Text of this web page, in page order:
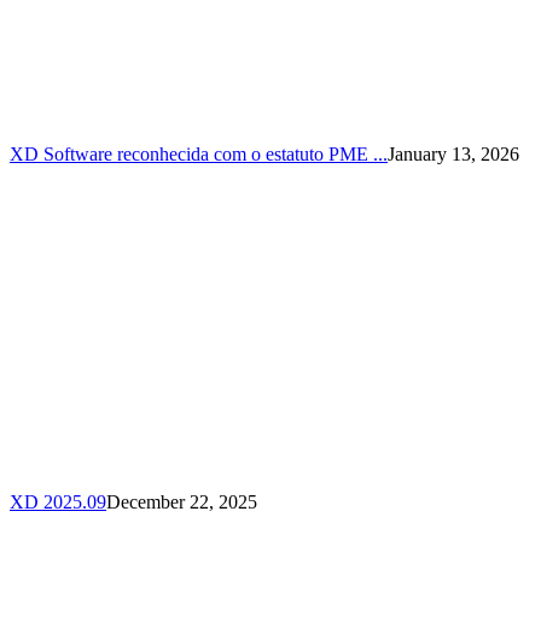
XD Software reconhecida com o estatuto PME ...January 13, 2026
XD 2025.09December 22, 2025